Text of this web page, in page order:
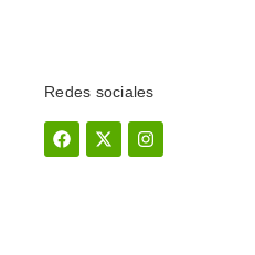
Redes sociales
Facebook
X-
twitter
Instagram